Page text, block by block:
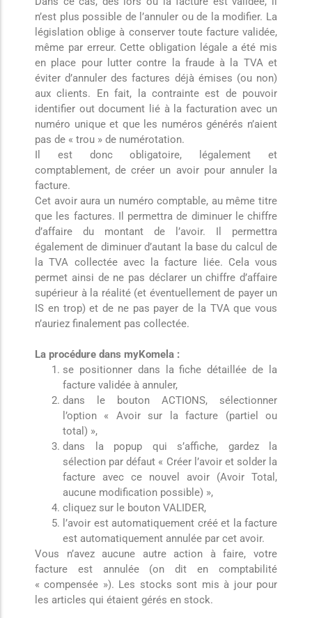
n’est plus possible de l’annuler ou de la modifier. La
législation oblige à conserver toute facture validée,
même par erreur. Cette obligation légale a été mis
en place pour lutter contre la fraude à la TVA et
éviter d’annuler des factures déjà émises (ou non)
aux clients. En fait, la contrainte est de pouvoir
identifier out document lié à la facturation avec un
numéro unique et que les numéros générés n’aient
pas de « trou » de numérotation.
Il est donc obligatoire, légalement et
comptablement, de créer un avoir pour annuler la
facture.
Cet avoir aura un numéro comptable, au même titre
que les factures. Il permettra de diminuer le chiffre
d’affaire du montant de l’avoir. Il permettra
également de diminuer d’autant la base du calcul de
la TVA collectée avec la facture liée. Cela vous
permet ainsi de ne pas déclarer un chiffre d’affaire
supérieur à la réalité (et éventuellement de payer un
IS en trop) et de ne pas payer de la TVA que vous
n’auriez finalement pas collectée.
La procédure dans myKomela :
se positionner dans la fiche détaillée de la
facture validée à annuler,
dans le bouton ACTIONS, sélectionner
l’option « Avoir sur la facture (partiel ou
total) »,
dans la popup qui s’affiche, gardez la
sélection par défaut « Créer l’avoir et solder la
facture avec ce nouvel avoir (Avoir Total,
aucune modification possible) »,
cliquez sur le bouton VALIDER,
l’avoir est automatiquement créé et la facture
est automatiquement annulée par cet avoir.
Vous n’avez aucune autre action à faire, votre
facture est annulée (on dit en comptabilité
« compensée »). Les stocks sont mis à jour pour
les articles qui étaient gérés en stock.